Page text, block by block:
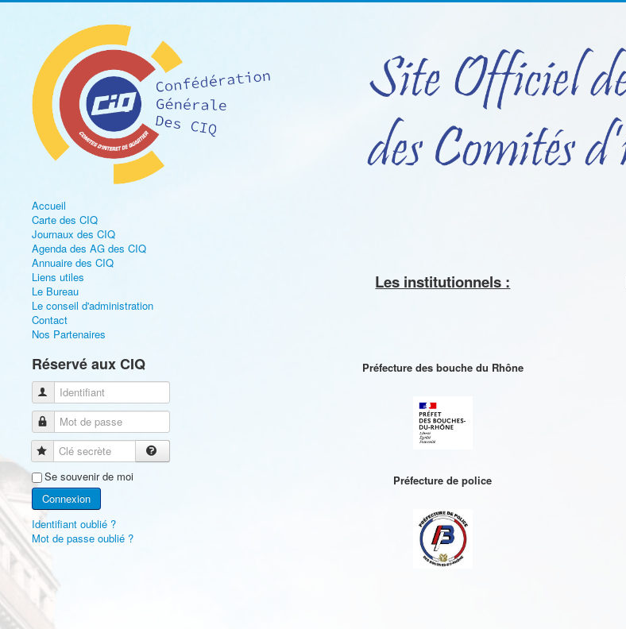
Accueil
Carte des CIQ
Journaux des CIQ
Agenda des AG des CIQ
Annuaire des CIQ
Liens utiles
Le Bureau
Le conseil d'administration
Contact
Nos Partenaires
Réservé aux CIQ
Identifiant
Mot de passe
Clé secrète
Se souvenir de moi
Connexion
Identifiant oublié ?
Mot de passe oublié ?
Les institutionnels :
Préfecture des bouche du Rhône
Préfecture de police